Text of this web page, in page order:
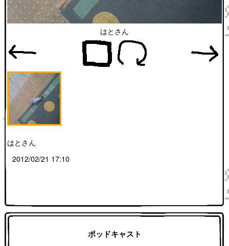
はとさん
はとさん
2012/02/21 17:10
ポッドキャスト